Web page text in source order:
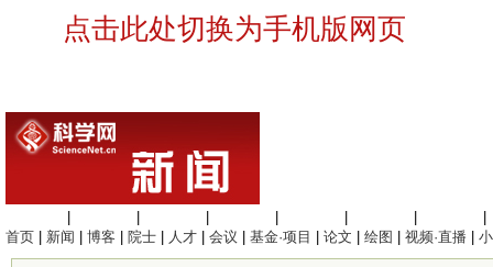
点击此处切换为手机版网页
首页
新闻 博客 院士 人才 会议 基金·项目 论文 绘图 视频·直播